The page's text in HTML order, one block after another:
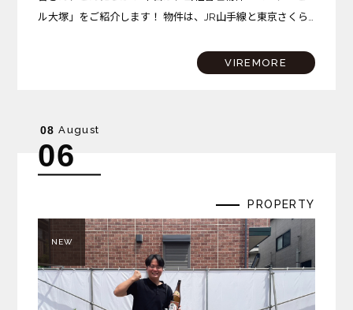
ル大塚」をご紹介します！ 物件は、JR山手線と東京さくら
位置しています。 大塚駅には商業施設「アトレヴィ大塚」
VIREMORE
08 August
06
PROPERTY
NEW